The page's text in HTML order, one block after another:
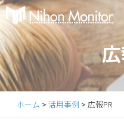
Primary
Menu
S
i
p
t
o
c
ホーム > 活用事例 > 広報PR